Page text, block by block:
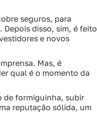
seguros, para
disso, sim, é feito
e novos
Mas, é
qual é o momento da
de formiguinha, subir
reputação sólida, um